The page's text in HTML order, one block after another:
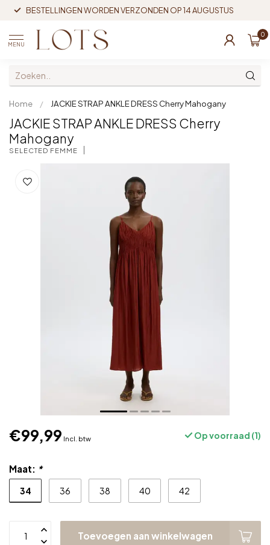
BESTELLINGEN WORDEN VERZONDEN OP 14 AUGUSTUS
MENU
0
Home / JACKIE STRAP ANKLE DRESS Cherry Mahogany
JACKIE STRAP ANKLE DRESS Cherry
Mahogany
SELECTED FEMME
€99,99 Incl. btw Op voorraad (1)
Maat: *
34 36 38 40 42
Toevoegen aan winkelwagen